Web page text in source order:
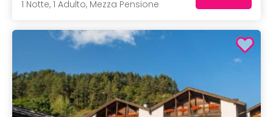
1 Notte, 1 Adulto, Mezza Pensione